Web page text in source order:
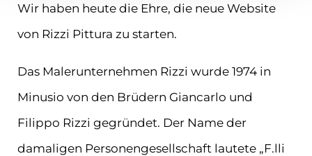
Wir haben heute die Ehre, die neue Website
von Rizzi Pittura zu starten.
Das Malerunternehmen Rizzi wurde 1974 in
Minusio von den Brüdern Giancarlo und
Filippo Rizzi gegründet. Der Name der
damaligen Personengesellschaft lautete „F.lli